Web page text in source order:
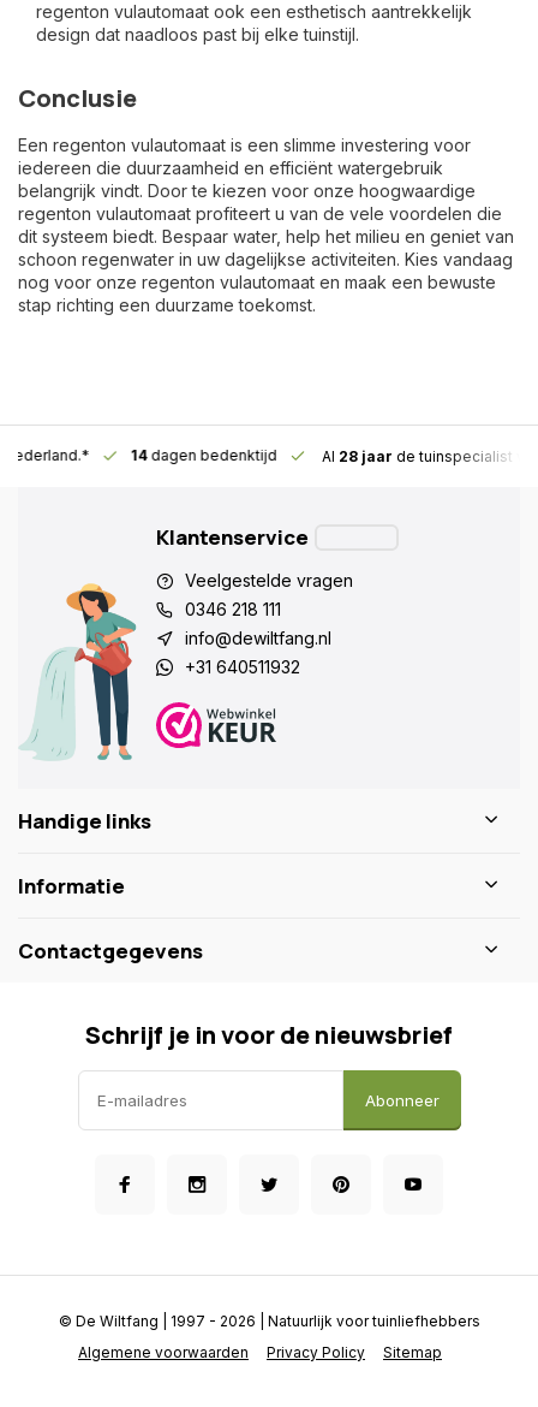
regenton vulautomaat ook een esthetisch aantrekkelijk
design dat naadloos past bij elke tuinstijl.
Conclusie
Een regenton vulautomaat is een slimme investering voor
iedereen die duurzaamheid en efficiënt watergebruik
belangrijk vindt. Door te kiezen voor onze hoogwaardige
regenton vulautomaat profiteert u van de vele voordelen die
dit systeem biedt. Bespaar water, help het milieu en geniet van
schoon regenwater in uw dagelijkse activiteiten. Kies vandaag
nog voor onze regenton vulautomaat en maak een bewuste
stap richting een duurzame toekomst.
Nederland.* 14dagen bedenktijd Al 28 jaar de tuinspecialist
Klantenservice
Veelgestelde vragen
0346 218 111
info@dewiltfang.nl
+31 640511932
Handige links
Informatie
Contactgegevens
Schrijf je in voor de nieuwsbrief
Abonneer
Algemene voorwaarden Privacy Policy Sitemap
© De Wiltfang | 1997 - 2026 | Natuurlijk voor tuinliefhebbers